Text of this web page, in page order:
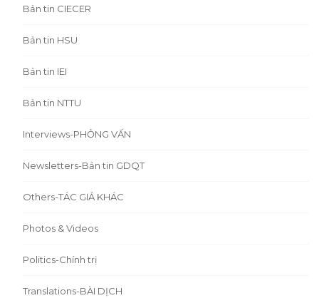
Bản tin CIECER
Bản tin HSU
Bản tin IEI
Bản tin NTTU
Interviews-PHỎNG VẤN
Newsletters-Bản tin GDQT
Others-TÁC GIẢ KHÁC
Photos & Videos
Politics-Chính trị
Translations-BÀI DỊCH